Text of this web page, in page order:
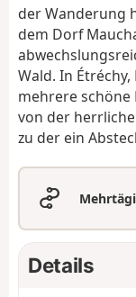
der Wanderung
dem Dorf
Wald. In
mehrere schöne
von der
zu der ein
Details